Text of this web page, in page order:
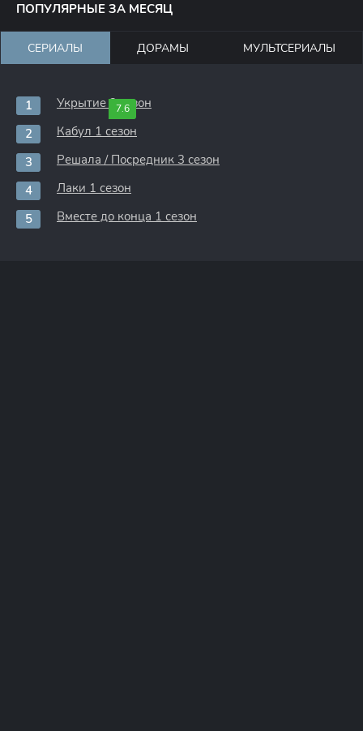
ПОПУЛЯРНЫЕ ЗА МЕСЯЦ
СЕРИАЛЫ ДОРАМЫ МУЛЬТСЕРИАЛЫ
7.6
Укрытие 3 сезон
Кабул 1 сезон
Решала / Посредник 3 сезон
Лаки 1 сезон
Вместе до конца 1 сезон